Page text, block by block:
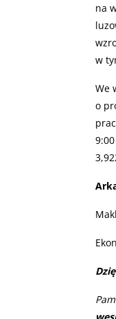
na
w
We
o